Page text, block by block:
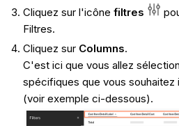
Cliquez sur l'icône filtres
Filtres.
Cliquez sur Columns.
C'est ici que vous allez
spécifiques que vous souhaitez
(voir exemple ci-dessous).